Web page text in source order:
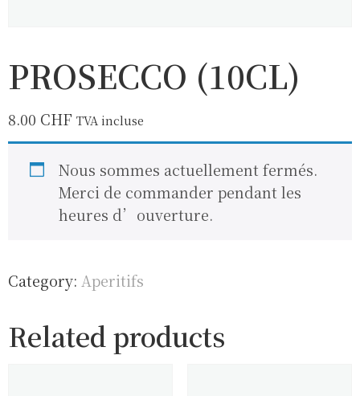
PROSECCO (10CL)
8.00 CHF TVA incluse
Nous sommes actuellement fermés.
Merci de commander pendant les
heures d’ouverture.
Category: Aperitifs
Related products